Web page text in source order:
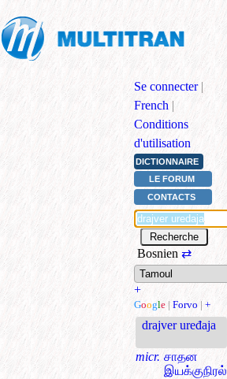
Se connecter |
French |
Conditions
d'utilisation
DICTIONNAIRE
LE FORUM
CONTACTS
Bosnien ⇄
+
Google | Forvo | +
drajver uređaja
micr. சாதன
இயக்குநிரல்